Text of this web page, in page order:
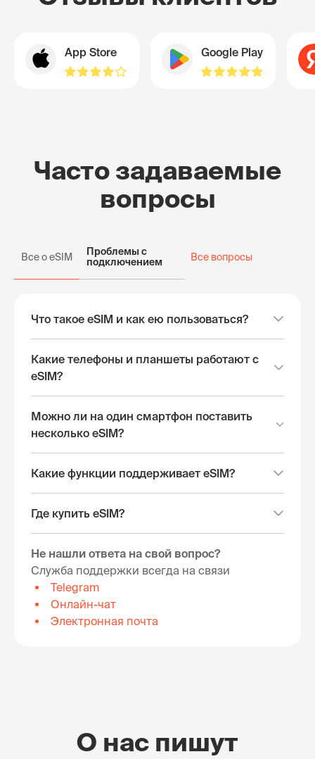
App Store Google Play
Часто задаваемые
вопросы
Все о eSIM
Проблемы с
подключением
Все вопросы
Что такое eSIM и как ею пользоваться?
Какие телефоны и планшеты работают с
eSIM?
Можно ли на один смартфон поставить
несколько eSIM?
Какие функции поддерживает eSIM?
Где купить eSIM?
Не нашли ответа на свой вопрос?
Служба поддержки всегда на связи
Telegram
Онлайн-чат
Электронная почта
О нас пишут